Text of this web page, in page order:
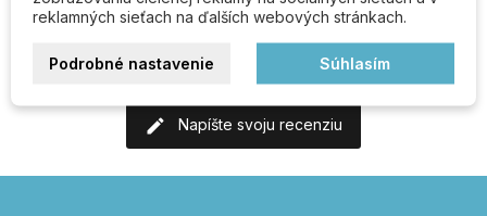
Napíšte svoju recenziu
reklamných sieťach na ďalších webových stránkach.
Podrobné nastavenie Súhlasím